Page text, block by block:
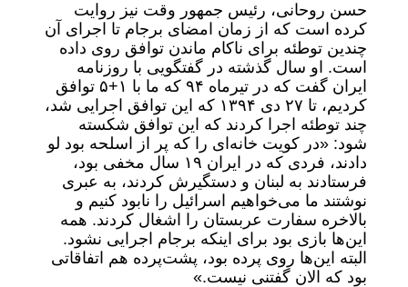
حسن روحانی، رئیس جمهور وقت نیز روایت
کرده است که از زمان امضای برجام تا اجرای آن
چندین توطئه برای ناکام ماندن توافق روی داده
است. او سال گذشته در گفتگویی با روزنامه
ایران گفت که در تیرماه ۹۴ که ما با ۱+۵ توافق
کردیم، تا ۲۷ دی ۱۳۹۴ که این توافق اجرایی شد،
چند توطئه اجرا کردند که این توافق شکسته
شود: «در کویت خانه‌ای را که پر از اسلحه بود لو
دادند، فردی که در ایران ۱۹ سال مخفی بود،
فرستادند به لبنان و دستگیرش کردند، به عبری
نوشتند ما می‌خواهیم اسرائیل را نابود کنیم و
بالاخره سفارت عربستان را اشغال کردند. همه
این‌ها بازی بود برای اینکه برجام اجرایی نشود.
البته این‌ها روی پرده بود، پشت‌پرده هم اتفاقاتی
بود که الان گفتنی نیست.»